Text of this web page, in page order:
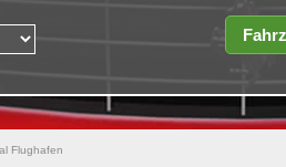
Flughafen